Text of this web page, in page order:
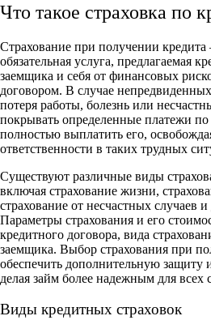
Что такое страховка по
Страхование при получении
обязательная услуга, предлагаемая
заемщика и себя от финансовых
договором. В случае
потеря работы, болезнь или
покрывать определенные платежи
полностью выплатить его,
ответственности в таких трудных
Существуют различные виды
включая страхование жизни,
страхование от несчастных случаев
Параметры страхования и его
кредитного договора, вида
заемщика. Выбор страхования при
обеспечить дополнительную защиту
делая займ более надежным для всех
Виды кредитных страховок